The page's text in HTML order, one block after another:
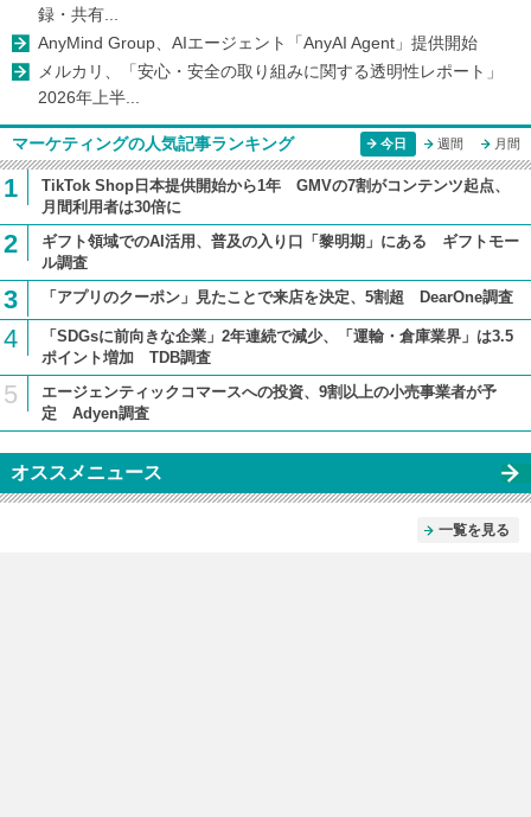
録・共有...
AnyMind Group、AIエージェント「AnyAI Agent」提供開始
メルカリ、「安心・安全の取り組みに関する透明性レポート」
2026年上半...
マーケティングの人気記事ランキング 今日 週間 月間
1
TikTok Shop日本提供開始から1年 GMVの7割がコンテンツ起点、
月間利用者は30倍に
2
ギフト領域でのAI活用、普及の入り口「黎明期」にある ギフトモー
ル調査
3 「アプリのクーポン」見たことで来店を決定、5割超 DearOne調査
4
「SDGsに前向きな企業」2年連続で減少、「運輸・倉庫業界」は3.5
ポイント増加 TDB調査
5
エージェンティックコマースへの投資、9割以上の小売事業者が予
定 Adyen調査
オススメニュース
一覧を見る